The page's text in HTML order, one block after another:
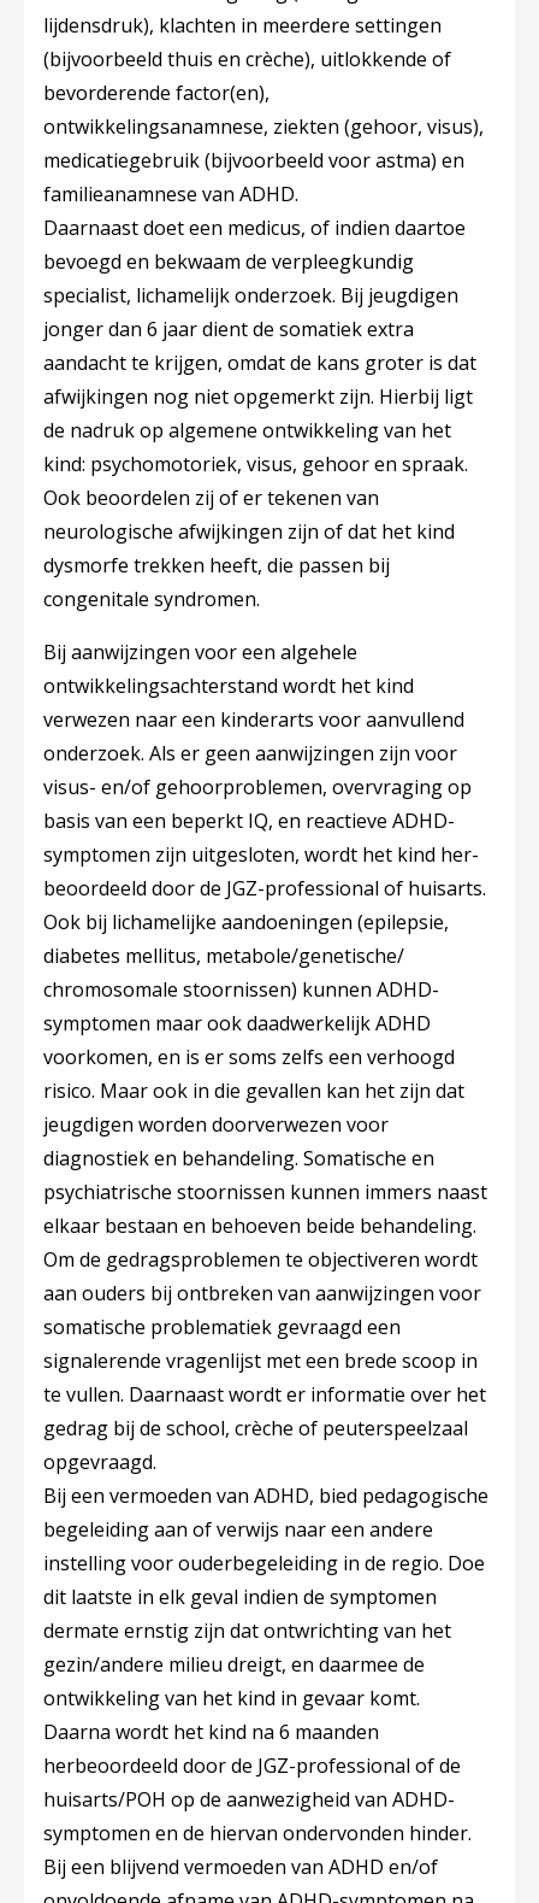
lijdensdruk), klachten in meerdere settingen
(bijvoorbeeld thuis en crèche), uitlokkende of
bevorderende factor(en),
ontwikkelingsanamnese, ziekten (gehoor, visus),
medicatiegebruik (bijvoorbeeld voor astma) en
familieanamnese van ADHD.
Daarnaast doet een medicus, of indien daartoe
bevoegd en bekwaam de verpleegkundig
specialist, lichamelijk onderzoek. Bij jeugdigen
jonger dan 6 jaar dient de somatiek extra
aandacht te krijgen, omdat de kans groter is dat
afwijkingen nog niet opgemerkt zijn. Hierbij ligt
de nadruk op algemene ontwikkeling van het
kind: psychomotoriek, visus, gehoor en spraak.
Ook beoordelen zij of er tekenen van
neurologische afwijkingen zijn of dat het kind
dysmorfe trekken heeft, die passen bij
congenitale syndromen.
Bij aanwijzingen voor een algehele
ontwikkelingsachterstand wordt het kind
verwezen naar een kinderarts voor aanvullend
onderzoek. Als er geen aanwijzingen zijn voor
visus- en/of gehoorproblemen, overvraging op
basis van een beperkt IQ, en reactieve ADHD-
symptomen zijn uitgesloten, wordt het kind her-
beoordeeld door de JGZ-professional of huisarts.
Ook bij lichamelijke aandoeningen (epilepsie,
diabetes mellitus, metabole/genetische/
chromosomale stoornissen) kunnen ADHD-
symptomen maar ook daadwerkelijk ADHD
voorkomen, en is er soms zelfs een verhoogd
risico. Maar ook in die gevallen kan het zijn dat
jeugdigen worden doorverwezen voor
diagnostiek en behandeling. Somatische en
psychiatrische stoornissen kunnen immers naast
elkaar bestaan en behoeven beide behandeling.
Om de gedragsproblemen te objectiveren wordt
aan ouders bij ontbreken van aanwijzingen voor
somatische problematiek gevraagd een
signalerende vragenlijst met een brede scoop in
te vullen. Daarnaast wordt er informatie over het
gedrag bij de school, crèche of peuterspeelzaal
opgevraagd.
Bij een vermoeden van ADHD, bied pedagogische
begeleiding aan of verwijs naar een andere
instelling voor ouderbegeleiding in de regio. Doe
dit laatste in elk geval indien de symptomen
dermate ernstig zijn dat ontwrichting van het
gezin/andere milieu dreigt, en daarmee de
ontwikkeling van het kind in gevaar komt.
Daarna wordt het kind na 6 maanden
herbeoordeeld door de JGZ-professional of de
huisarts/POH op de aanwezigheid van ADHD-
symptomen en de hiervan ondervonden hinder.
Bij een blijvend vermoeden van ADHD en/of